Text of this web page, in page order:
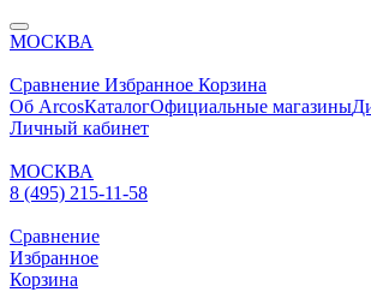
МОСКВА
Сравнение Избранное Корзина
Об ArcosКаталогОфициальные магазины
Личный кабинет
МОСКВА
8 (495) 215-11-58
Сравнение
Избранное
Корзина